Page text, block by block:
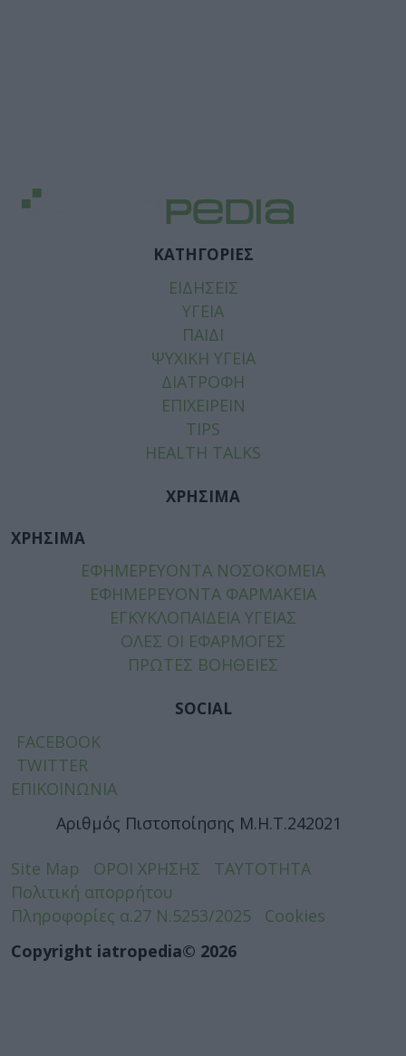
ΚΑΤΗΓΟΡΙΕΣ
ΕΙΔΗΣΕΙΣ
ΥΓΕΙΑ
ΠΑΙΔΙ
ΨΥΧΙΚΗ ΥΓΕΙΑ
ΔΙΑΤΡΟΦΗ
ΕΠΙΧΕΙΡΕΙΝ
TIPS
HEALTH TALKS
ΧΡΗΣΙΜΑ
ΧΡΗΣΙΜΑ
ΕΦΗΜΕΡΕΥΟΝΤΑ ΝΟΣΟΚΟΜΕΙΑ
ΕΦΗΜΕΡΕΥΟΝΤΑ ΦΑΡΜΑΚΕΙΑ
ΕΓΚΥΚΛΟΠΑΙΔΕΙΑ ΥΓΕΙΑΣ
ΟΛΕΣ ΟΙ ΕΦΑΡΜΟΓΕΣ
ΠΡΩΤΕΣ ΒΟΗΘΕΙΕΣ
SOCIAL
FACEBOOK
TWITTER
ΕΠΙΚΟΙΝΩΝΙΑ
Αριθμός Πιστοποίησης Μ.Η.Τ.242021
Site Map ΟΡΟΙ ΧΡΗΣΗΣ
ΤΑΥΤΟΤΗΤΑ
Πολιτική απορρήτου
Πληροφορίες α.27 Ν.5253/2025
Cookies
Copyright iatropedia© 2026